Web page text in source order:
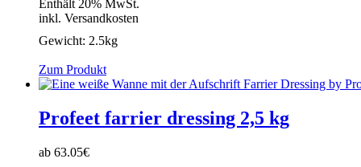
Enthält 20% MwSt.
inkl. Versandkosten
Gewicht: 2.5kg
Zum Produkt
Profeet farrier dressing 2,5 kg
ab 63.05€